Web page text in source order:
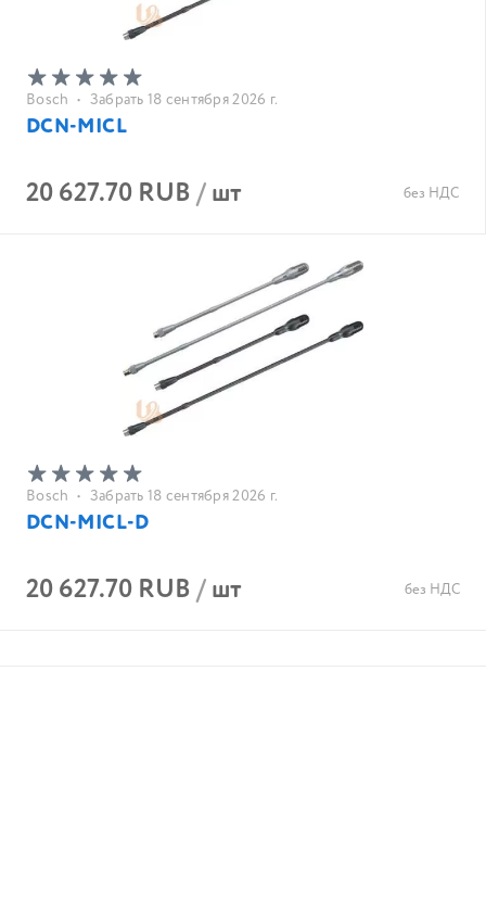
Bosch • Забрать 18 сентября 2026 г.
DCN-MICL
20 627.70 RUB/шт без НДС
Bosch • Забрать 18 сентября 2026 г.
DCN-MICL-D
20 627.70 RUB/шт без НДС